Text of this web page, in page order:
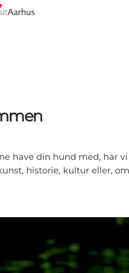
have din hund med, har
historie, kultur eller,